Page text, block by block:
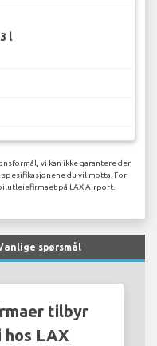
l
vi kan ikke garantere den
du vil motta. For
på LAX Airport.
spørsmål
tilbyr
LAX